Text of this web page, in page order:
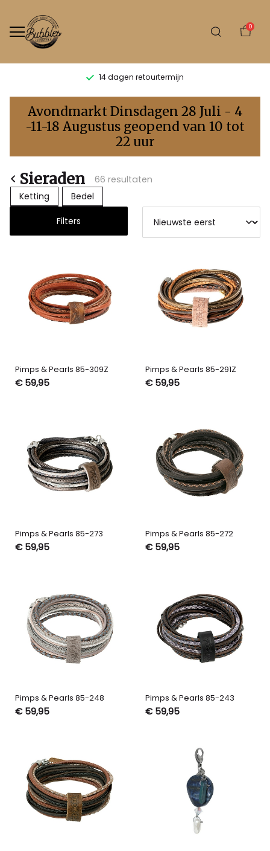
0
14 dagen retourtermijn
Sieraden
Bubbles
Sluis
Avondmarkt Dinsdagen 28 Juli - 4
-11-18 Augustus geopend van 10 tot
22 uur
Sieraden
66 resultaten
Ketting
Bedel
Filters
Pimps & Pearls 85-309Z
€ 59,95
Pimps & Pearls 85-291Z
€ 59,95
Pimps & Pearls 85-273
€ 59,95
Pimps & Pearls 85-272
€ 59,95
Pimps & Pearls 85-248
€ 59,95
Pimps & Pearls 85-243
€ 59,95